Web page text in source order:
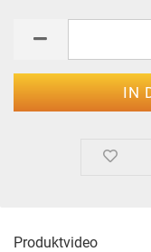
Produktvideo